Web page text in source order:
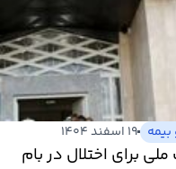
۱۹ اسفند ۱۴۰۴
برای اختلال در بام